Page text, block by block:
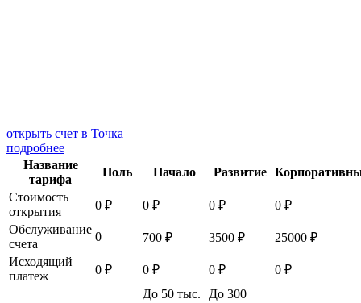
открыть счет в Точка
подробнее
Название
тарифа
Ноль Начало Развитие
Стоимость
открытия
0 ₽ 0 ₽ 0 ₽
0 ₽
Обслуживание
счета
0 700 ₽ 3500 ₽
25000 ₽
Исходящий
платеж
0 ₽ 0 ₽ 0 ₽ 0 ₽
До 50 тыс.
До 300